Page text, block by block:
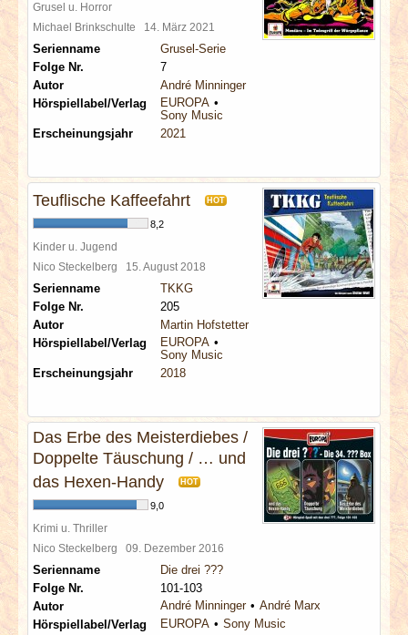
Grusel u. Horror
Michael Brinkschulte 14. März 2021
Serienname
Grusel-Serie
Folge Nr.
7
Autor
André Minninger
Hörspiellabel/Verlag
EUROPA
Sony Music
Erscheinungsjahr
2021
Teuflische Kaffeefahrt HOT
8,2
Kinder u. Jugend
Nico Steckelberg 15. August 2018
Serienname
TKKG
Folge Nr.
205
Autor
Martin Hofstetter
Hörspiellabel/Verlag
EUROPA
Sony Music
Erscheinungsjahr
2018
Das Erbe des Meisterdiebes /
Doppelte Täuschung / … und
das Hexen-Handy
HOT
9,0
Krimi u. Thriller
Nico Steckelberg 09. Dezember 2016
Serienname
Die drei ???
Folge Nr.
101-103
Autor
André Minninger
André Marx
Hörspiellabel/Verlag
EUROPA
Sony Music